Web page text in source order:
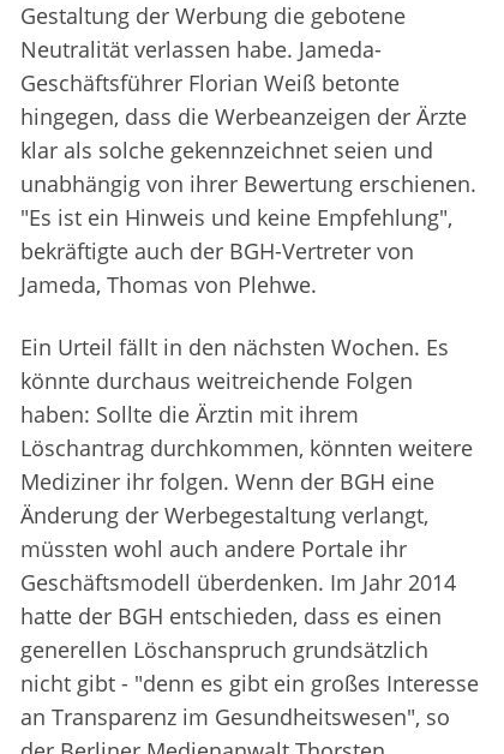
Gestaltung der Werbung die gebotene
Neutralität verlassen habe. Jameda-
Geschäftsführer Florian Weiß betonte
hingegen, dass die Werbeanzeigen der Ärzte
klar als solche gekennzeichnet seien und
unabhängig von ihrer Bewertung erschienen.
"Es ist ein Hinweis und keine Empfehlung",
bekräftigte auch der BGH-Vertreter von
Jameda, Thomas von Plehwe.
Ein Urteil fällt in den nächsten Wochen. Es
könnte durchaus weitreichende Folgen
haben: Sollte die Ärztin mit ihrem
Löschantrag durchkommen, könnten weitere
Mediziner ihr folgen. Wenn der BGH eine
Änderung der Werbegestaltung verlangt,
müssten wohl auch andere Portale ihr
Geschäftsmodell überdenken. Im Jahr 2014
hatte der BGH entschieden, dass es einen
generellen Löschanspruch grundsätzlich
nicht gibt - "denn es gibt ein großes Interesse
an Transparenz im Gesundheitswesen", so